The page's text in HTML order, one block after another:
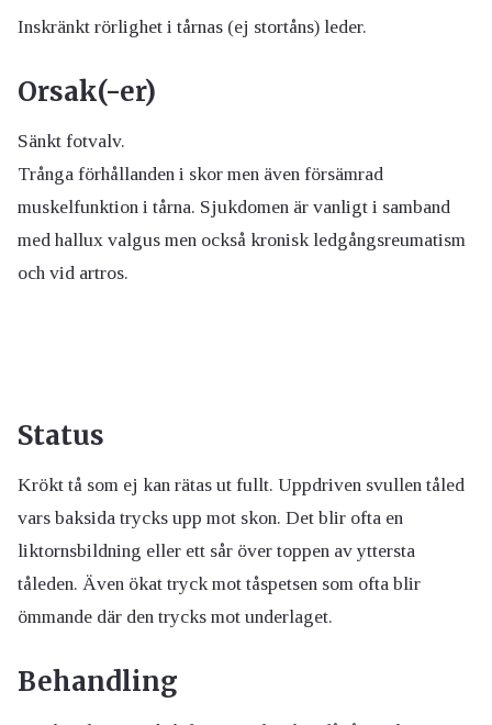
Inskränkt rörlighet i tårnas (ej stortåns) leder.
Orsak(-er)
Sänkt fotvalv.
Trånga förhållanden i skor men även försämrad
muskelfunktion i tårna. Sjukdomen är vanligt i samband
med hallux valgus men också kronisk ledgångsreumatism
och vid artros.
Status
Krökt tå som ej kan rätas ut fullt. Uppdriven svullen tåled
vars baksida trycks upp mot skon. Det blir ofta en
liktornsbildning eller ett sår över toppen av yttersta
tåleden. Även ökat tryck mot tåspetsen som ofta blir
ömmande där den trycks mot underlaget.
Behandling